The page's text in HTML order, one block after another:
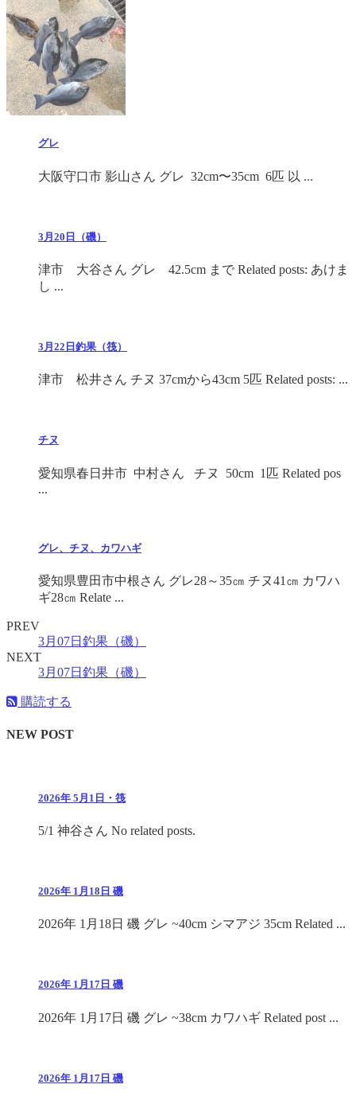
グレ
大阪守口市 影山さん グレ 32cm〜35cm 6匹 以 ...
3月20日（磯）
津市 大谷さん グレ 42.5cm まで Related posts: あけま
し ...
3月22日釣果（筏）
津市 松井さん チヌ 37cmから43cm 5匹 Related posts: ...
チヌ
愛知県春日井市 中村さん チヌ 50cm 1匹 Related pos
...
グレ、チヌ、カワハギ
愛知県豊田市中根さん グレ28～35㎝ チヌ41㎝ カワハ
ギ28㎝ Relate ...
PREV
3月07日釣果（磯）
NEXT
3月07日釣果（磯）
購読する
NEW POST
2026年 5月1日・筏
5/1 神谷さん No related posts.
2026年 1月18日 磯
2026年 1月18日 磯 グレ ~40cm シマアジ 35cm Related ...
2026年 1月17日 磯
2026年 1月17日 磯 グレ ~38cm カワハギ Related post ...
2026年 1月17日 磯